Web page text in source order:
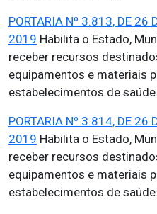
PORTARIA Nº 3.813, DE 26
2019 Habilita o Estado,
receber recursos
equipamentos e materiais
estabelecimentos de saúde.
PORTARIA Nº 3.814, DE 26
2019 Habilita o Estado,
receber recursos
equipamentos e materiais
estabelecimentos de saúde.